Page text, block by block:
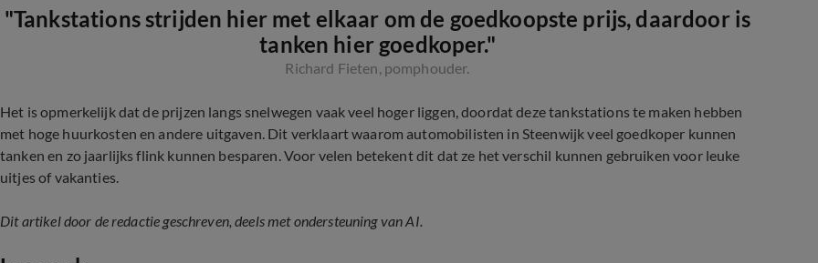
"Tankstations strijden hier met elkaar om de goedkoopste prijs, daardoor is
tanken hier goedkoper."
Richard Fieten, pomphouder.
Het is opmerkelijk dat de prijzen langs snelwegen vaak veel hoger liggen, doordat deze tankstations te maken hebben
met hoge huurkosten en andere uitgaven. Dit verklaart waarom automobilisten in Steenwijk veel goedkoper kunnen
tanken en zo jaarlijks flink kunnen besparen. Voor velen betekent dit dat ze het verschil kunnen gebruiken voor leuke
uitjes of vakanties.
Dit artikel door de redactie geschreven, deels met ondersteuning van AI.